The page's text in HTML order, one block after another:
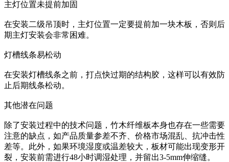
主灯位置未提前加固
在安装二级吊顶时，主灯位置一定要提前加一块木板，否则后
期主灯安装会非常困难‌。
灯槽线条易松动
在安装灯槽线条之前，打点快过期的结构胶，这样可以有效防
止后期线条松动‌。
其他潜在问题
除了安装过程中的技术问题，竹木纤维板本身也存在一些需要
注意的缺点，如产品质量参差不齐、价格市场混乱、抗冲击性
差等‌。此外，如果环境湿度或温差较大，板材可能出现变形开
裂，安装前需进行48小时调湿处理，并留出3-5mm伸缩缝‌。